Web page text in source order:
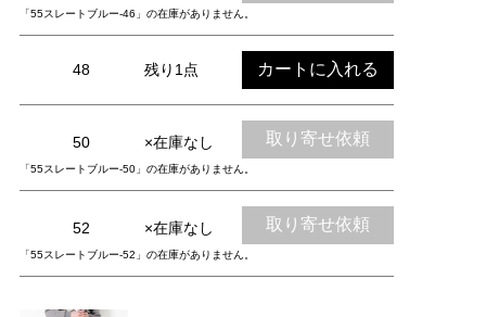
「55スレートブルー-46」の在庫がありません。
48 残り1点 カートに入れる
50 ×在庫なし 取り寄せ依頼
「55スレートブルー-50」の在庫がありません。
52 ×在庫なし 取り寄せ依頼
「55スレートブルー-52」の在庫がありません。